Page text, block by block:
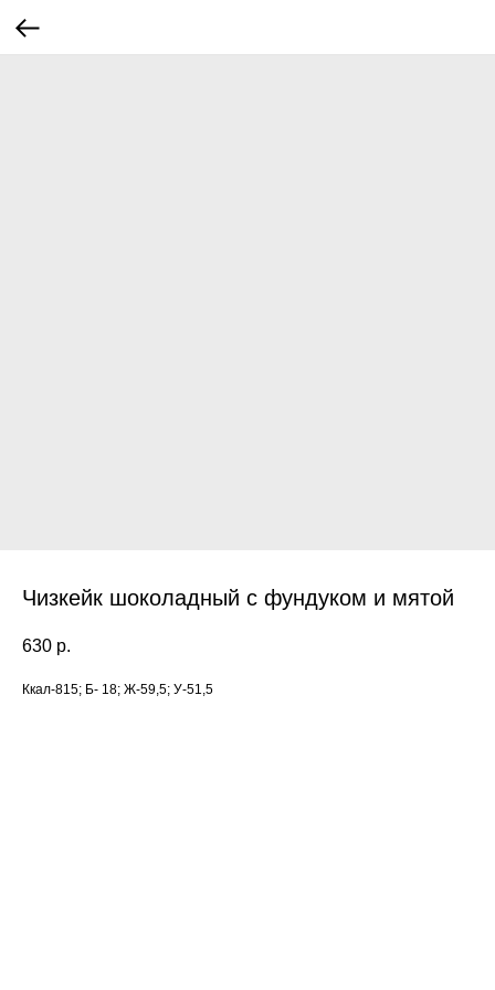
Чизкейк шоколадный с фундуком и мятой
630 р.
Ккал-815; Б- 18; Ж-59,5; У-51,5